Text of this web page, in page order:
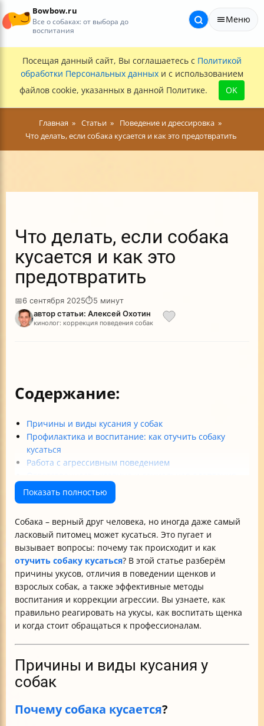
Bowbow.ru
Все о собаках: от выбора до
воспитания
Меню
Посещая данный сайт, Вы соглашаетесь с Политикой
обработки Персональных данных и с использованием
файлов cookie, указанных в данной Политике.
OK
Главная Статьи
Поведение и дрессировка
Что делать, если собака кусается и как это предотвратить
Что делать, если собака
кусается и как это
предотвратить
📅6 сентября 2025⏱5 минут
автор статьи: Алексей Охотин
кинолог: коррекция поведения собак
Содержание:
Причины и виды кусания у собак
Профилактика и воспитание: как отучить собаку
кусаться
Работа с агрессивным поведением
Итоги и практические советы
Показать полностью
Собака – верный друг человека, но иногда даже самый
ласковый питомец может кусаться. Это пугает и
вызывает вопросы: почему так происходит и как
отучить собаку кусаться? В этой статье разберём
причины укусов, отличия в поведении щенков и
взрослых собак, а также эффективные методы
воспитания и коррекции агрессии. Вы узнаете, как
правильно реагировать на укусы, как воспитать щенка
и когда стоит обращаться к профессионалам.
Причины и виды кусания у
собак
Почему собака кусается?